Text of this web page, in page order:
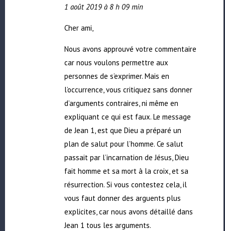
1 août 2019 à 8 h 09 min
Cher ami,
Nous avons approuvé votre commentaire
car nous voulons permettre aux
personnes de s’exprimer. Mais en
l’occurrence, vous critiquez sans donner
d’arguments contraires, ni même en
expliquant ce qui est faux. Le message
de Jean 1, est que Dieu a préparé un
plan de salut pour l’homme. Ce salut
passait par l’incarnation de Jésus, Dieu
fait homme et sa mort à la croix, et sa
résurrection. Si vous contestez cela, il
vous faut donner des arguents plus
explicites, car nous avons détaillé dans
Jean 1 tous les arguments.